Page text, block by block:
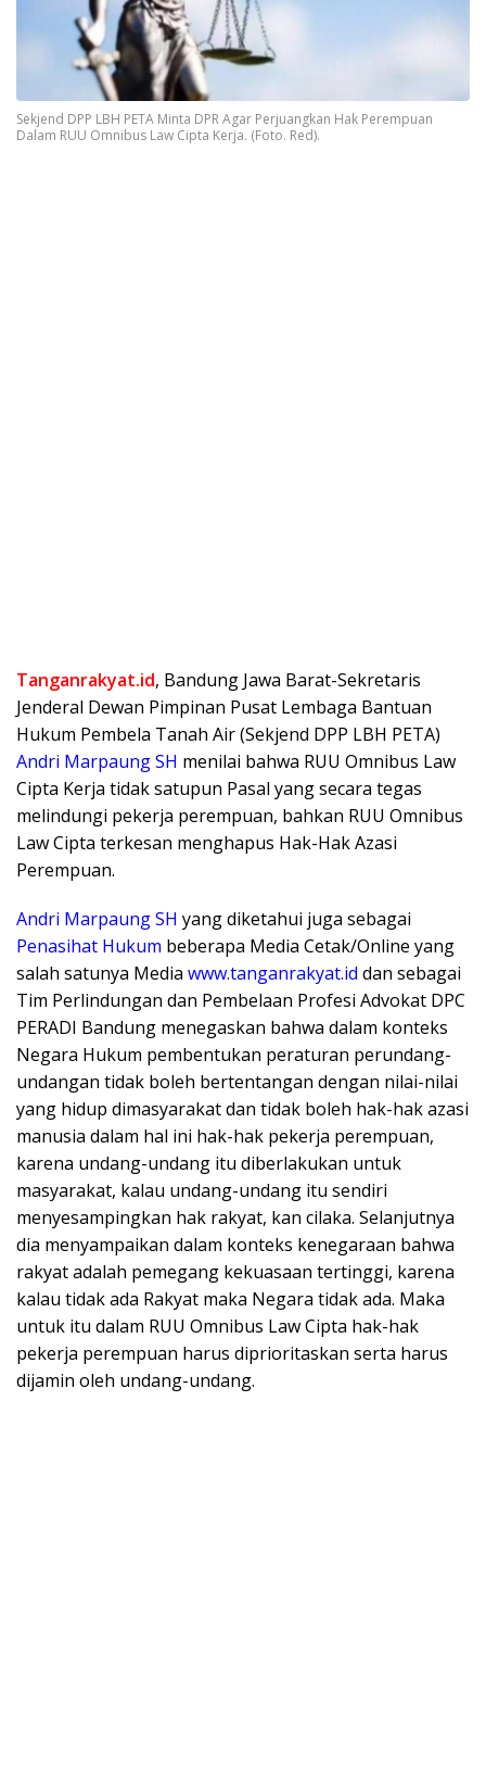
Sekjend DPP LBH PETA Minta DPR Agar Perjuangkan Hak Perempuan
Dalam RUU Omnibus Law Cipta Kerja. (Foto. Red).
Tanganrakyat.id, Bandung Jawa Barat-Sekretaris
Jenderal Dewan Pimpinan Pusat Lembaga Bantuan
Hukum Pembela Tanah Air (Sekjend DPP LBH PETA)
Andri Marpaung SH menilai bahwa RUU Omnibus Law
Cipta Kerja tidak satupun Pasal yang secara tegas
melindungi pekerja perempuan, bahkan RUU Omnibus
Law Cipta terkesan menghapus Hak-Hak Azasi
Perempuan.
Andri Marpaung SH yang diketahui juga sebagai
Penasihat Hukum beberapa Media Cetak/Online yang
salah satunya Media www.tanganrakyat.id dan sebagai
Tim Perlindungan dan Pembelaan Profesi Advokat DPC
PERADI Bandung menegaskan bahwa dalam konteks
Negara Hukum pembentukan peraturan perundang-
undangan tidak boleh bertentangan dengan nilai-nilai
yang hidup dimasyarakat dan tidak boleh hak-hak azasi
manusia dalam hal ini hak-hak pekerja perempuan,
karena undang-undang itu diberlakukan untuk
masyarakat, kalau undang-undang itu sendiri
menyesampingkan hak rakyat, kan cilaka. Selanjutnya
dia menyampaikan dalam konteks kenegaraan bahwa
rakyat adalah pemegang kekuasaan tertinggi, karena
kalau tidak ada Rakyat maka Negara tidak ada. Maka
untuk itu dalam RUU Omnibus Law Cipta hak-hak
pekerja perempuan harus diprioritaskan serta harus
dijamin oleh undang-undang.